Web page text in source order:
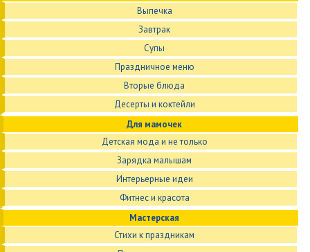
Выпечка
Завтрак
Супы
Праздничное меню
Вторые блюда
Десерты и коктейли
Для мамочек
Детская мода и не только
Зарядка малышам
Интерьерные идеи
Фитнес и красота
Мастерская
Стихи к праздникам